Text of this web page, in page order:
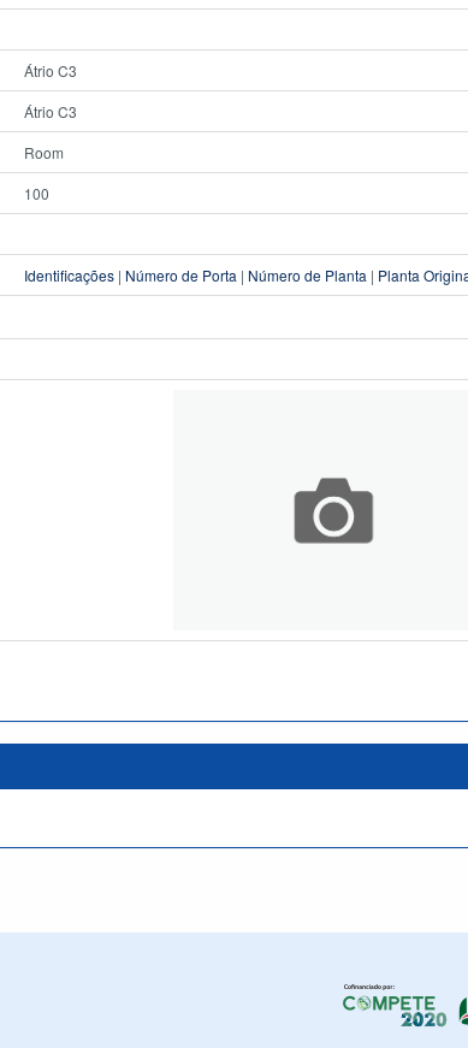
Átrio C3
Átrio C3
Room
100
Identificações | Número de Porta | Número de Planta | Planta